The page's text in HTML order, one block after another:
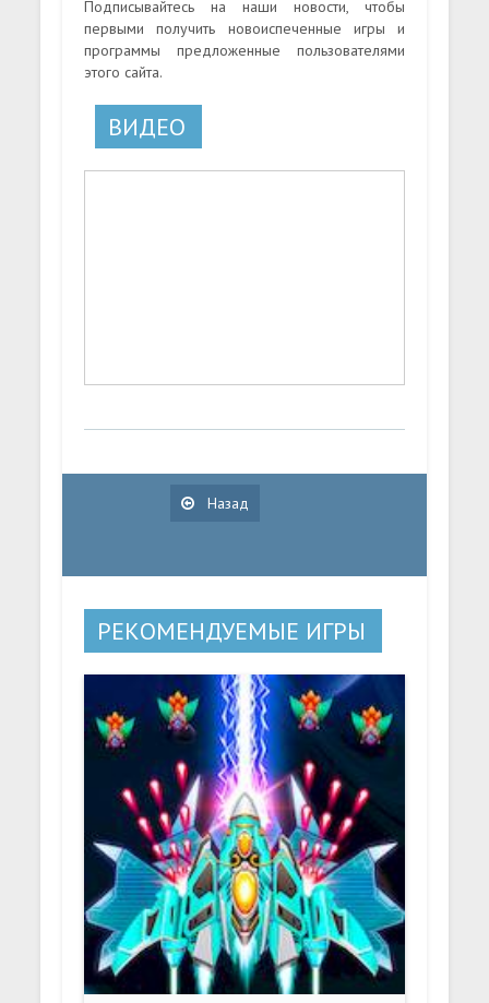
Подписывайтесь на наши новости, чтобы
первыми получить новоиспеченные игры и
программы предложенные пользователями
этого сайта.
ВИДЕО
Назад
РЕКОМЕНДУЕМЫЕ ИГРЫ